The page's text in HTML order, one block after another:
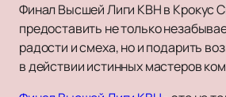
Финал Высшей Лиги КВН в Крокус
предоставить не только
радости и смеха, но и подарить
в действии истинных мастеров